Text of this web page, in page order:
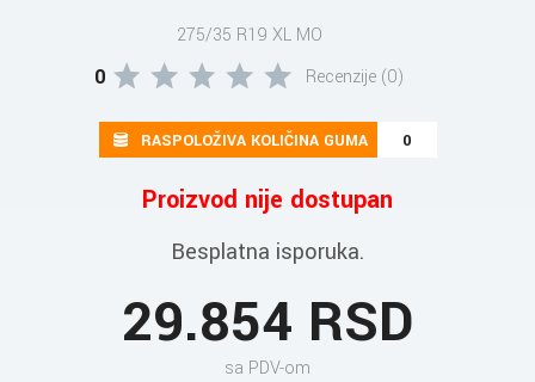
275/35 R19 XL MO
0 Recenzije (0)
RASPOLOŽIVA KOLIČINA GUMA 0
Proizvod nije dostupan
Besplatna isporuka.
29.854 RSD
sa PDV-om